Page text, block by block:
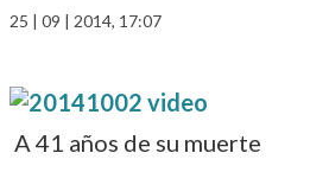
25 | 09 | 2014, 17:07
A 41 años de su muerte